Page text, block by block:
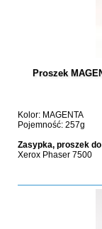
Proszek
Kolor: MAGENTA
Pojemność: 257g
Zasypka, proszek
Xerox Phaser 7500